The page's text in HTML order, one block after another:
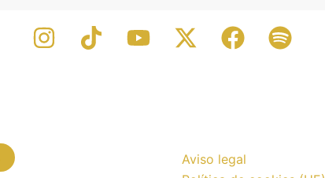
Aviso legal